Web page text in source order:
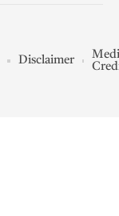
Disclaimer